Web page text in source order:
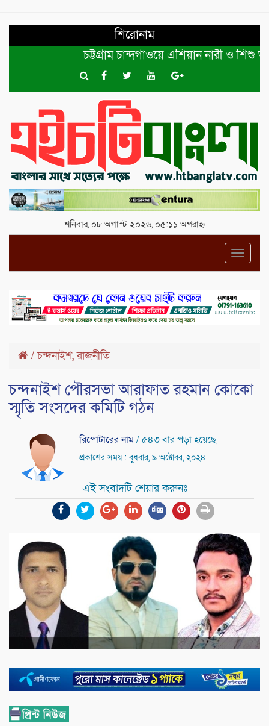
শিরোনাম
চট্টগ্রাম চান্দগাঁওয়ে এশিয়ান নারী ও শিশু
শনিবার, ০৮ অগাস্ট ২০২৬, ০৫:১১ অপরাহ্ন
/চন্দনাইশ,রাজনীতি
চন্দনাইশ পৌরসভা আরাফাত রহমান কোকো
স্মৃতি সংসদের কমিটি গঠন
রিপোটারের নাম/ ৫৪৩ বার পড়া হয়েছে
প্রকাশের সময় : বুধবার, ৯ অক্টোবর, ২০২৪
এই সংবাদটি শেয়ার করুনঃ